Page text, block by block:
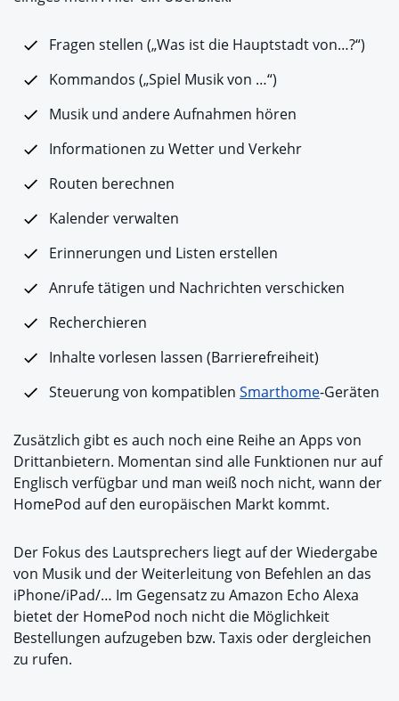
Fragen stellen („Was ist die Hauptstadt von…?“)
Kommandos („Spiel Musik von …“)
Musik und andere Aufnahmen hören
Informationen zu Wetter und Verkehr
Routen berechnen
Kalender verwalten
Erinnerungen und Listen erstellen
Anrufe tätigen und Nachrichten verschicken
Recherchieren
Inhalte vorlesen lassen (Barrierefreiheit)
Steuerung von kompatiblen Smarthome-Geräten
Zusätzlich gibt es auch noch eine Reihe an Apps von
Drittanbietern. Momentan sind alle Funktionen nur auf
Englisch verfügbar und man weiß noch nicht, wann der
HomePod auf den europäischen Markt kommt.
Der Fokus des Lautsprechers liegt auf der Wiedergabe
von Musik und der Weiterleitung von Befehlen an das
iPhone/iPad/… Im Gegensatz zu Amazon Echo Alexa
bietet der HomePod noch nicht die Möglichkeit
Bestellungen aufzugeben bzw. Taxis oder dergleichen
zu rufen.